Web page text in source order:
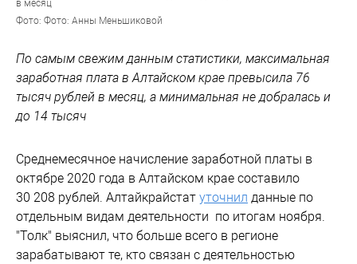
в месяц
Фото: Фото: Анны Меньшиковой
По самым свежим данным статистики, максимальная
заработная плата в Алтайском крае превысила 76
тысяч рублей в месяц, а минимальная не добралась и
до 14 тысяч
Среднемесячное начисление заработной платы в
октябре 2020 года в Алтайском крае составило
30 208 рублей. Алтайкрайстат уточнил данные по
отдельным видам деятельности по итогам ноября.
"Толк" выяснил, что больше всего в регионе
зарабатывают те, кто связан с деятельностью